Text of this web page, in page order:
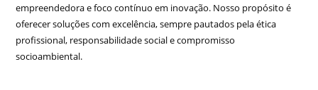
empreendedora e foco contínuo em inovação. Nosso propósito é
oferecer soluções com excelência, sempre pautados pela ética
profissional, responsabilidade social e compromisso
socioambiental.